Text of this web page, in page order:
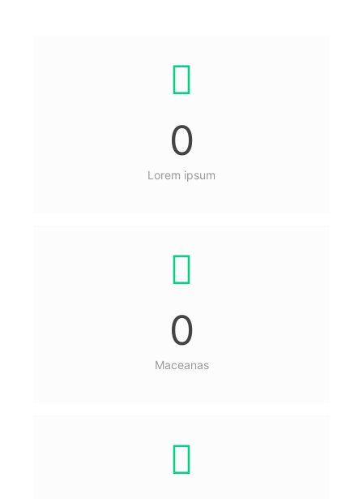
Lorem ipsum
0
Maceanas
0